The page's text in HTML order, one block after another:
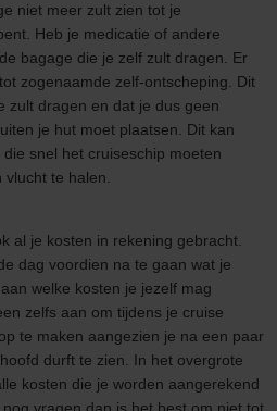
niet meer zult zien tot je
Heb je medicatie of andere
bagage die je zelf zult dragen. Er
zogenaamde zelf-ontscheping. Dit
zult dragen en dat je dus geen
je hut moet plaatsen. Dit kan
snel het cruiseschip moeten
te halen.
al je kosten in rekening gebracht.
dag voordien na te gaan wat je
welke kosten je jezelf mag
zelfs aan om tijdens je cruise
te maken aangezien je na een paar
durft te zien. In het overgrote
kosten die je worden aangerekend